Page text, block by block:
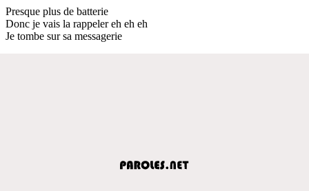
Presque plus de batterie
Donc je vais la rappeler eh eh eh
Je tombe sur sa messagerie